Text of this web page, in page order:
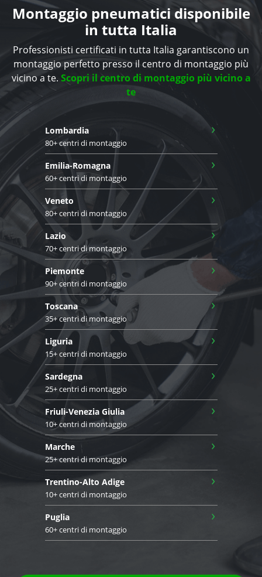
Montaggio pneumatici disponibile
in tutta Italia
Professionisti certificati in tutta Italia garantiscono un
montaggio perfetto presso il centro di montaggio più
vicino a te. Scopri il centro di montaggio più vicino a
te
Lombardia
80+ centri di montaggio
›
Emilia-Romagna
60+ centri di montaggio
›
Veneto
80+ centri di montaggio
›
Lazio
70+ centri di montaggio
›
Piemonte
90+ centri di montaggio
›
Toscana
35+ centri di montaggio
›
Liguria
15+ centri di montaggio
›
Sardegna
25+ centri di montaggio
›
Friuli-Venezia Giulia
10+ centri di montaggio
›
Marche
25+ centri di montaggio
›
Trentino-Alto Adige
10+ centri di montaggio
›
Puglia
60+ centri di montaggio
›